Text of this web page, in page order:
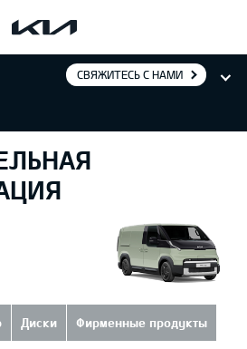
СВЯЖИТЕСЬ С НАМИ
Диски Фирменные продукты